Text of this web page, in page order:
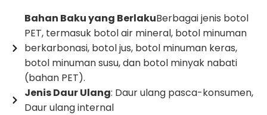
Bahan Baku yang BerlakuBerbagai jenis botol
PET, termasuk botol air mineral, botol minuman
berkarbonasi, botol jus, botol minuman keras,
botol minuman susu, dan botol minyak nabati
(bahan PET).
Jenis Daur Ulang: Daur ulang pasca-konsumen,
Daur ulang internal